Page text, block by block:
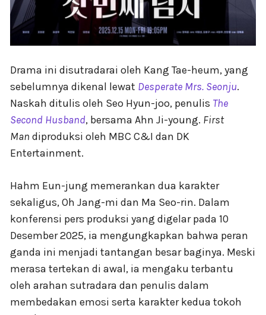
Drama ini disutradarai oleh Kang Tae-heum, yang
sebelumnya dikenal lewat Desperate Mrs. Seonju.
Naskah ditulis oleh Seo Hyun-joo, penulis The
Second Husband, bersama Ahn Ji-young. First
Man diproduksi oleh MBC C&I dan DK
Entertainment.
Hahm Eun-jung memerankan dua karakter
sekaligus, Oh Jang-mi dan Ma Seo-rin. Dalam
konferensi pers produksi yang digelar pada 10
Desember 2025, ia mengungkapkan bahwa peran
ganda ini menjadi tantangan besar baginya. Meski
merasa tertekan di awal, ia mengaku terbantu
oleh arahan sutradara dan penulis dalam
membedakan emosi serta karakter kedua tokoh